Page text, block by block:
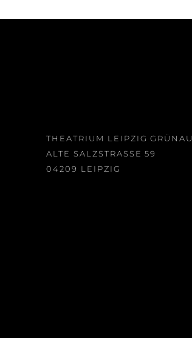
THEATRIUM LEIPZIG GRÜNAU
ALTE SALZSTRASSE 59
04209 LEIPZIG